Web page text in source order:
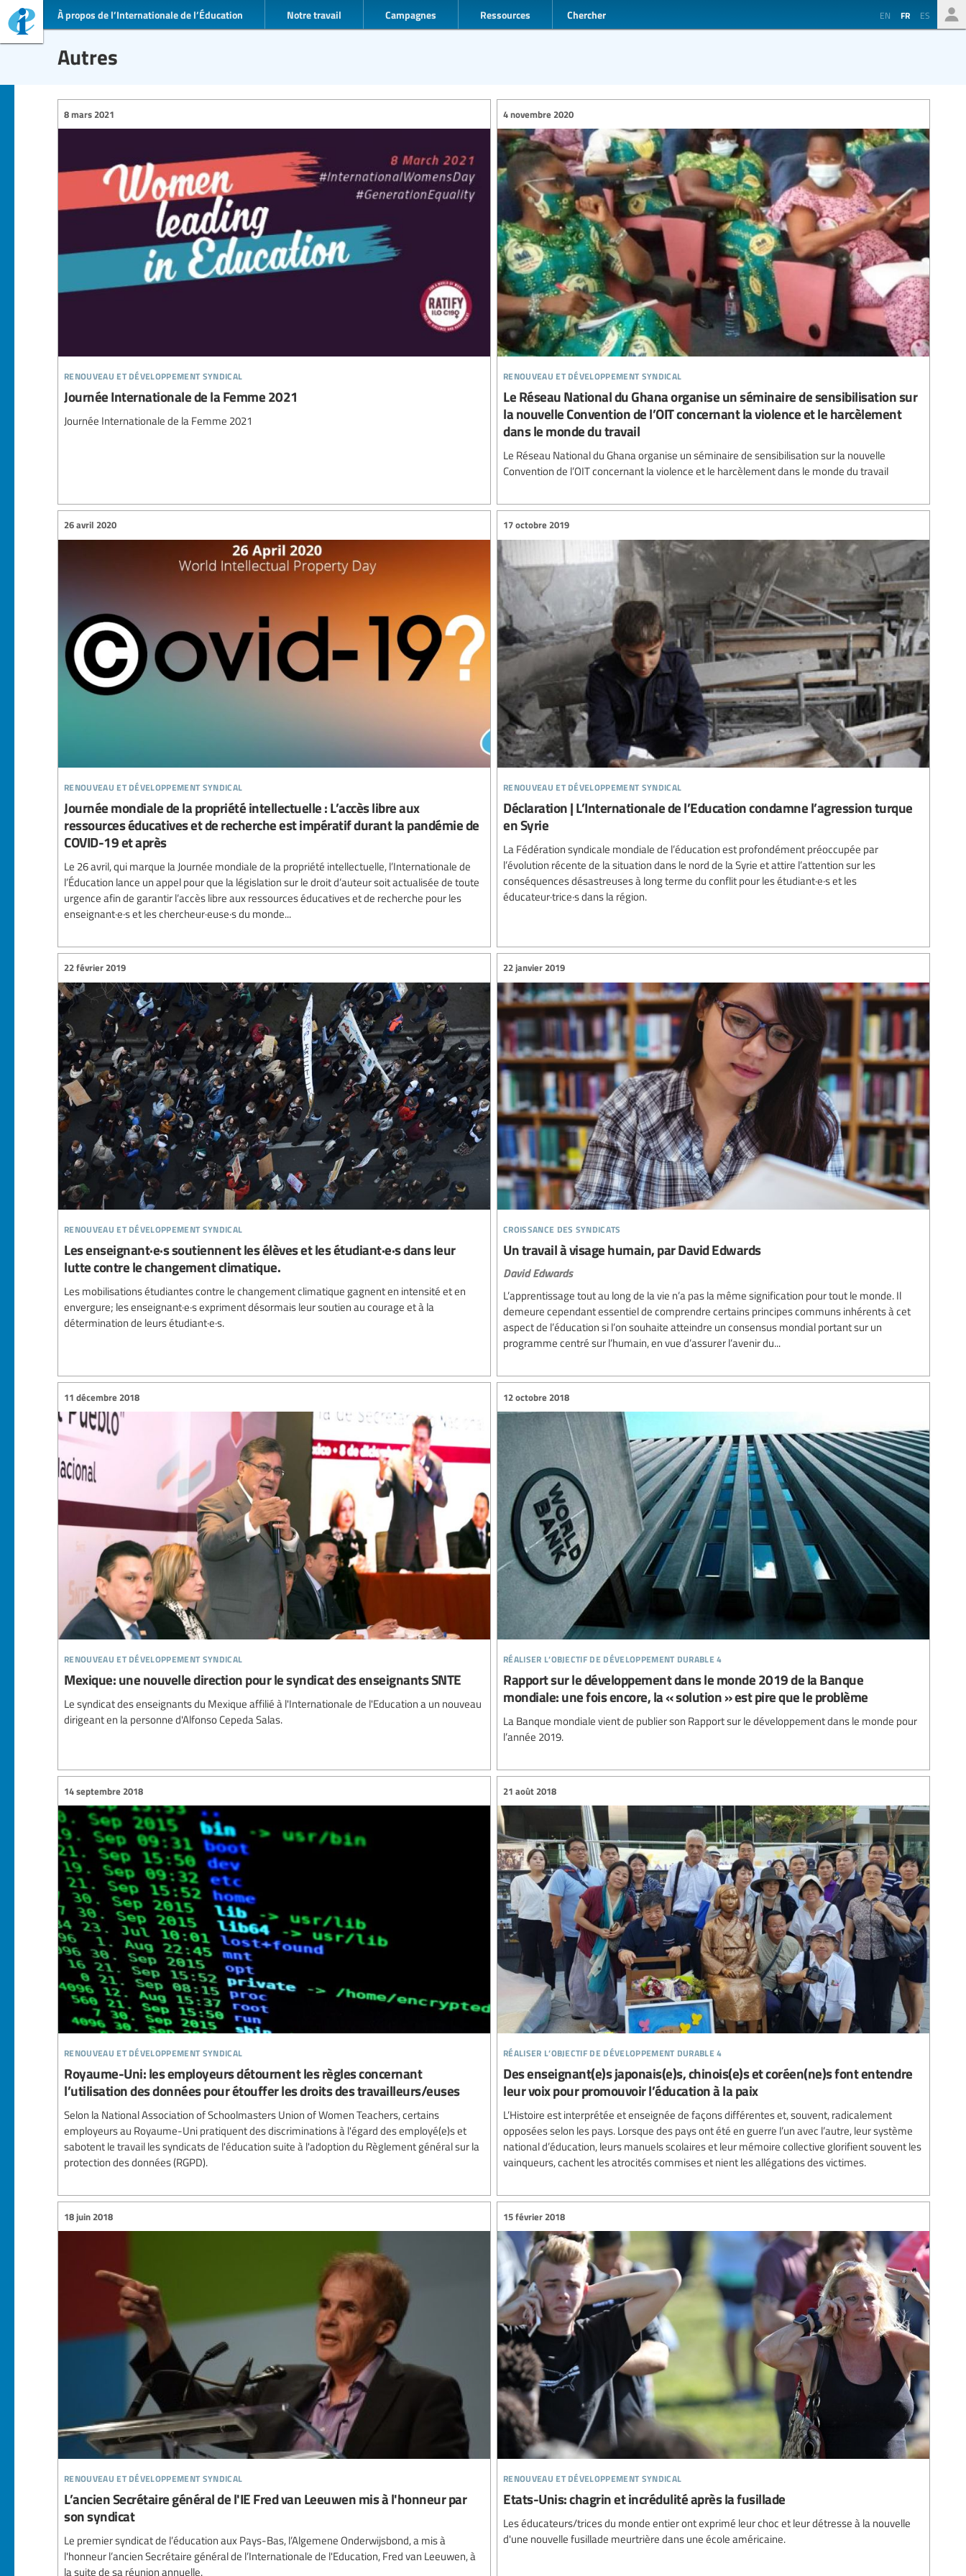
À propos de l’Internationale de l’Éducation Notre travail Campagnes Ressources Chercher EN FR ES
Autres
renouveau et développement syndical
8 mars 2021
Journée Internationale de la Femme 2021
Journée Internationale de la Femme 2021
renouveau et développement syndical
4 novembre 2020
Le Réseau National du Ghana organise un séminaire de sensibilisation sur
la nouvelle Convention de l’OIT concernant la violence et le harcèlement
dans le monde du travail
Le Réseau National du Ghana organise un séminaire de sensibilisation sur la nouvelle
Convention de l’OIT concernant la violence et le harcèlement dans le monde du travail
renouveau et développement syndical
26 avril 2020
Journée mondiale de la propriété intellectuelle : L’accès libre aux
ressources éducatives et de recherche est impératif durant la pandémie de
COVID-19 et après
Le 26 avril, qui marque la Journée mondiale de la propriété intellectuelle, l’Internationale de
l’Éducation lance un appel pour que la législation sur le droit d’auteur soit actualisée de toute
urgence afin de garantir l’accès libre aux ressources éducatives et de recherche pour les
enseignant·e·s et les chercheur·euse·s du monde...
renouveau et développement syndical
17 octobre 2019
Déclaration | L’Internationale de l’Education condamne l’agression turque
en Syrie
La Fédération syndicale mondiale de l’éducation est profondément préoccupée par
l’évolution récente de la situation dans le nord de la Syrie et attire l’attention sur les
conséquences désastreuses à long terme du conflit pour les étudiant·e·s et les
éducateur·trice·s dans la région.
renouveau et développement syndical
22 février 2019
Les enseignant·e·s soutiennent les élèves et les étudiant·e·s dans leur
lutte contre le changement climatique.
Les mobilisations étudiantes contre le changement climatique gagnent en intensité et en
envergure; les enseignant·e·s expriment désormais leur soutien au courage et à la
détermination de leurs étudiant·e·s.
croissance des syndicats
22 janvier 2019
Un travail à visage humain, par David Edwards
David Edwards
L’apprentissage tout au long de la vie n’a pas la même signification pour tout le monde. Il
demeure cependant essentiel de comprendre certains principes communs inhérents à cet
aspect de l’éducation si l’on souhaite atteindre un consensus mondial portant sur un
programme centré sur l’humain, en vue d’assurer l’avenir du...
renouveau et développement syndical
11 décembre 2018
Mexique: une nouvelle direction pour le syndicat des enseignants SNTE
Le syndicat des enseignants du Mexique affilié à l'Internationale de l'Education a un nouveau
dirigeant en la personne d'Alfonso Cepeda Salas.
réaliser l’objectif de développement durable 4
12 octobre 2018
Rapport sur le développement dans le monde 2019 de la Banque
mondiale: une fois encore, la « solution » est pire que le problème
La Banque mondiale vient de publier son Rapport sur le développement dans le monde pour
l’année 2019.
renouveau et développement syndical
14 septembre 2018
Royaume-Uni: les employeurs détournent les règles concernant
l’utilisation des données pour étouffer les droits des travailleurs/euses
Selon la National Association of Schoolmasters Union of Women Teachers, certains
employeurs au Royaume-Uni pratiquent des discriminations à l'égard des employé(e)s et
sabotent le travail les syndicats de l'éducation suite à l'adoption du Règlement général sur la
protection des données (RGPD).
réaliser l’objectif de développement durable 4
21 août 2018
Des enseignant(e)s japonais(e)s, chinois(e)s et coréen(ne)s font entendre
leur voix pour promouvoir l’éducation à la paix
L’Histoire est interprétée et enseignée de façons différentes et, souvent, radicalement
opposées selon les pays. Lorsque des pays ont été en guerre l’un avec l’autre, leur système
national d’éducation, leurs manuels scolaires et leur mémoire collective glorifient souvent les
vainqueurs, cachent les atrocités commises et nient les allégations des victimes.
renouveau et développement syndical
18 juin 2018
L’ancien Secrétaire général de l'IE Fred van Leeuwen mis à l'honneur par
son syndicat
Le premier syndicat de l’éducation aux Pays-Bas, l’Algemene Onderwijsbond, a mis à
l'honneur l’ancien Secrétaire général de l’Internationale de l'Education, Fred van Leeuwen, à
la suite de sa réunion annuelle.
renouveau et développement syndical
15 février 2018
Etats-Unis: chagrin et incrédulité après la fusillade
Les éducateurs/trices du monde entier ont exprimé leur choc et leur détresse à la nouvelle
d'une nouvelle fusillade meurtrière dans une école américaine.